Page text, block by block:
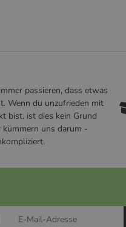
passieren, dass etwas
Wenn du unzufrieden mit
bist, ist dies kein Grund
kümmern uns darum -